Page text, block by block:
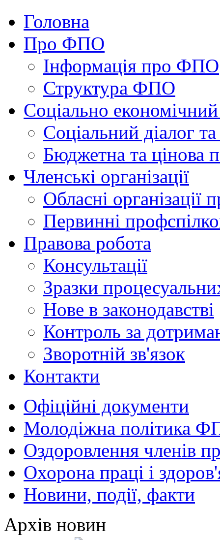
Головна
Про ФПО
Інформація про ФПО
Структура ФПО
Соціально
Соціальний діалог
Бюджетна та цінова
Членські організації
Обласні організації
Первинні
Правова робота
Консультації
Зразки
Нове в законодавстві
Контроль за
Зворотній зв'язок
Контакти
Офіційні документи
Молодіжна політика
Оздоровлення членів
Охорона праці і
Новини, події, факти
Архів новин